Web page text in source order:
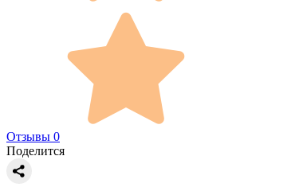
Отзывы 0
Поделится